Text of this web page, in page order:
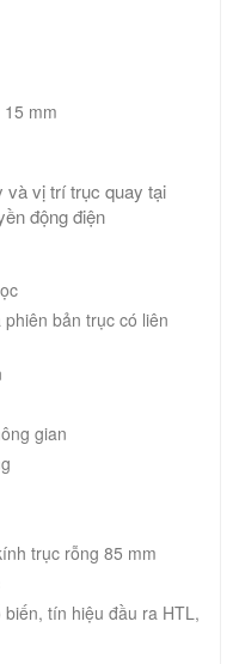
mm
vị trí trục quay tại
động điện
bản trục có liên
gian
trục rỗng 85 mm
tín hiệu đầu ra HTL,